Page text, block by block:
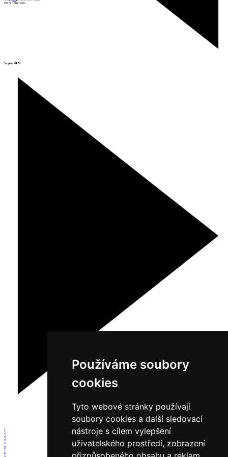
Používáme soubory
cookies
Tyto webové stránky používají
soubory cookies a další sledovací
nástroje s cílem vylepšení
uživatelského prostředí, zobrazení
Srpen 2026
1
2
3
4
5
6
7
8
ISSN: 1801-3902